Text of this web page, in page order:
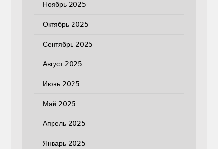
Ноябрь 2025
Октябрь 2025
Сентябрь 2025
Август 2025
Июнь 2025
Май 2025
Апрель 2025
Январь 2025